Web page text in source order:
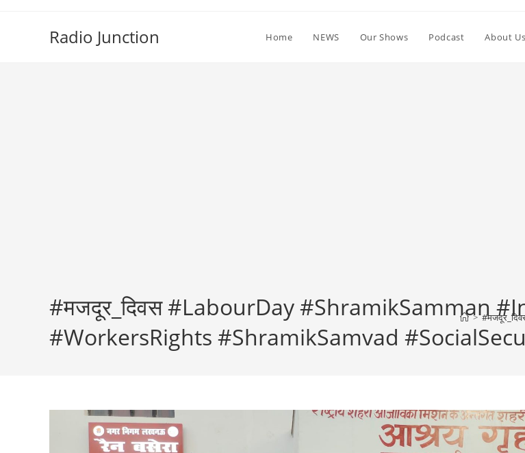
Radio Junction Home NEWS Our Shows Podcast About
#मजदूर_दिवस #LabourDay #ShramikSamman
#WorkersRights #ShramikSamvad
>